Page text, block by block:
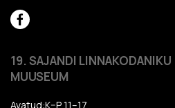
19. SAJANDI LINNAKODANIKU
MUUSEUM
Avatud:K–P 11–17